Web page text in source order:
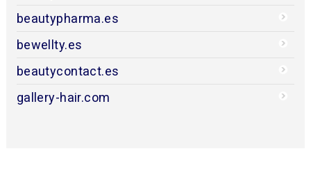
beautypharma.es
bewellty.es
beautycontact.es
gallery-hair.com